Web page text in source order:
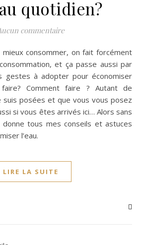
quotidien?
commentaire
et ça passe aussi par
gestes à adopter pour économiser
faire? Comment faire ? Autant de
posées et que vous vous posez
si vous êtes arrivés ici… Alors sans
tous mes conseils et astuces
l’eau.
LIRE LA SUITE